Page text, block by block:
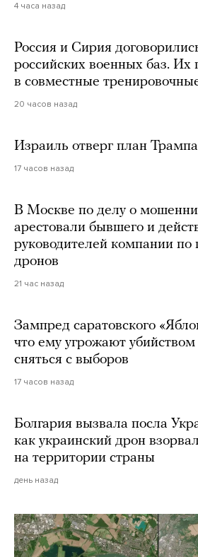
4 часа назад
Россия и Сирия
российских военных баз. Их
в совместные
20 часов назад
Израиль отверг план Трампа
17 часов назад
В Москве по делу о
арестовали бывшего и
руководителей компании по
дронов
21 час назад
Зампред саратовского
что ему угрожают
сняться с выборов
17 часов назад
Болгария вызвала посла
как украинский дрон
на территории страны
день назад